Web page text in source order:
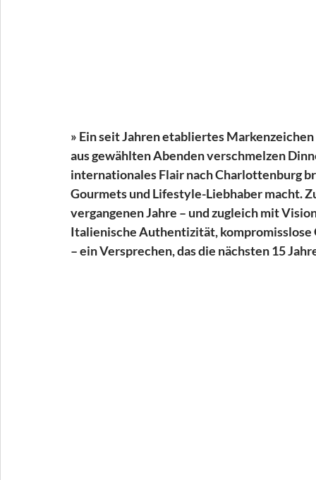
» Ein seit Jahren etabliertes
aus gewählten Abenden verschmelzen
internationales Flair nach Charlottenburg
Gourmets und Lifestyle-Liebhaber macht.
vergangenen Jahre – und zugleich mit
Italienische Authentizität, kompromisslose
– ein Versprechen, das die nächsten 15